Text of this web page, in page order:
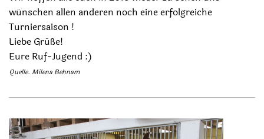
wünschen allen anderen noch eine erfolgreiche
Turniersaison !
Liebe Grüße!
Eure Ruf-Jugend :)
Quelle. Milena Behnam